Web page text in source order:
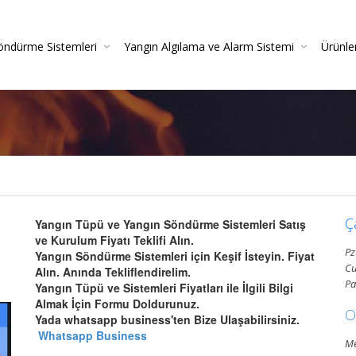
Sistemleri Yangın Algılama ve Alarm Sistemi
Yangın Tüpü ve Yangın Söndürme Sistemleri Satış
ve Kurulum Fiyatı Teklifi Alın.
Yangın Söndürme Sistemleri için Keşif İsteyin. Fiyat
Alın. Anında Tekliflendirelim.
Yangın Tüpü ve Sistemleri Fiyatları ile İlgili Bilgi
Almak İçin Formu Doldurunuz.
Yada whatsapp business'ten Bize Ulaşabilirsiniz.
Whatsapp Business